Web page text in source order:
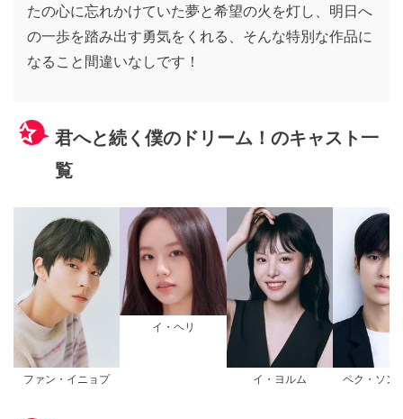
たの心に忘れかけていた夢と希望の火を灯し、明日へ
の一歩を踏み出す勇気をくれる、そんな特別な作品に
なること間違いなしです！
君へと続く僕のドリーム！のキャスト一
覧
ファン・イニョプ
イ・ヘリ
イ・ヨルム ペク・ソン